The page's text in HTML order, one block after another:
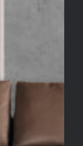
РЕШЕНИЯ